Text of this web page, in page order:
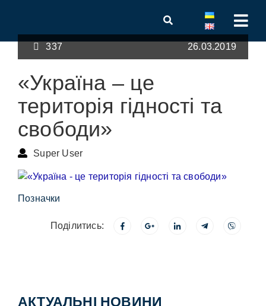
337 26.03.2019
«Україна – це
територія гідності та
свободи»
Super User
Позначки
Поділитись:
АКТУАЛЬНІ НОВИНИ